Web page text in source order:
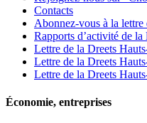
Contacts
Abonnez-vous à la
Rapports d’activité de
Lettre de la Dreets
Lettre de la Dreets
Lettre de la Dreets
Économie, entreprises